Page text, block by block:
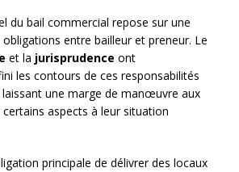
du bail commercial repose sur une
entre bailleur et preneur. Le
et la jurisprudence ont
les contours de ces responsabilités
une marge de manœuvre aux
aspects à leur situation
principale de délivrer des locaux